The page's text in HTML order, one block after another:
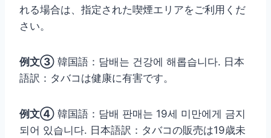
れる場合は、指定された喫煙エリアをご利用くだ
さい。
例文③ 韓国語：담배는 건강에 해롭습니다. 日本
語訳：タバコは健康に有害です。
例文④ 韓国語：담배 판매는 19세 미만에게 금지
되어 있습니다. 日本語訳：タバコの販売は19歳未